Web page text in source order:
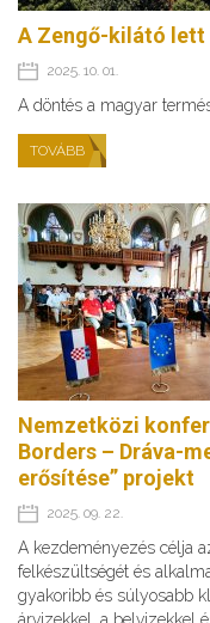
A Zengő-kilátó lett
2025. 10. 01.
A döntés a magyar
TOVÁBB
Nemzetközi
Borders – Dráva-
erősítése” projekt
2025. 09. 22.
A kezdeményezés célja
felkészültségét és
gyakoribb és súlyosabb